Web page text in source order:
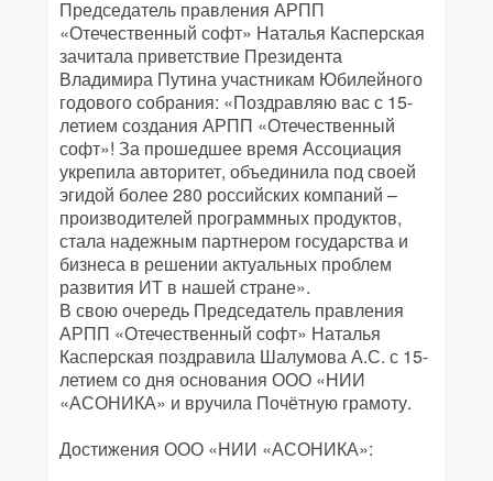
Председатель правления АРПП
«Отечественный софт» Наталья Касперская
зачитала приветствие Президента
Владимира Путина участникам Юбилейного
годового собрания: «Поздравляю вас с 15-
летием создания АРПП «Отечественный
софт»! За прошедшее время Ассоциация
укрепила авторитет, объединила под своей
эгидой более 280 российских компаний –
производителей программных продуктов,
стала надежным партнером государства и
бизнеса в решении актуальных проблем
развития ИТ в нашей стране».
В свою очередь Председатель правления
АРПП «Отечественный софт» Наталья
Касперская поздравила Шалумова А.С. с 15-
летием со дня основания ООО «НИИ
«АСОНИКА» и вручила Почётную грамоту.
Достижения ООО «НИИ «АСОНИКА»: